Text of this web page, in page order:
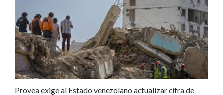
Provea exige al Estado venezolano actualizar cifra de